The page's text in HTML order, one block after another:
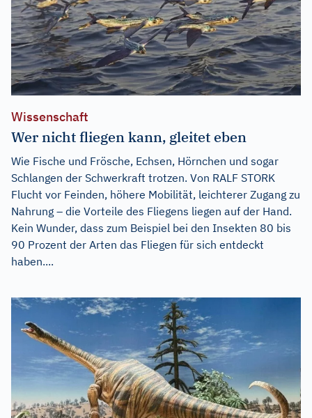
Wissenschaft
Wer nicht fliegen kann, gleitet eben
Wie Fische und Frösche, Echsen, Hörnchen und sogar
Schlangen der Schwerkraft trotzen. Von RALF STORK
Flucht vor Feinden, höhere Mobilität, leichterer Zugang zu
Nahrung – die Vorteile des Fliegens liegen auf der Hand.
Kein Wunder, dass zum Beispiel bei den Insekten 80 bis
90 Prozent der Arten das Fliegen für sich entdeckt
haben....